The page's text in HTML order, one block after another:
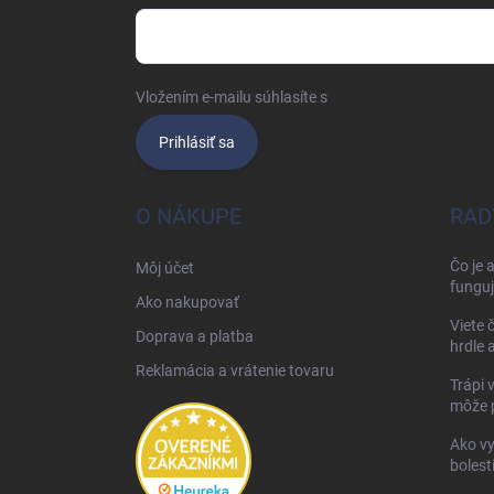
Vložením e-mailu súhlasíte s
Prihlásiť sa
O NÁKUPE
Môj účet
Ako nakupovať
Doprava a platba
Reklamácia a vrátenie tovaru
Čo je
Viete
hrdle
Trápi
môže
Ako